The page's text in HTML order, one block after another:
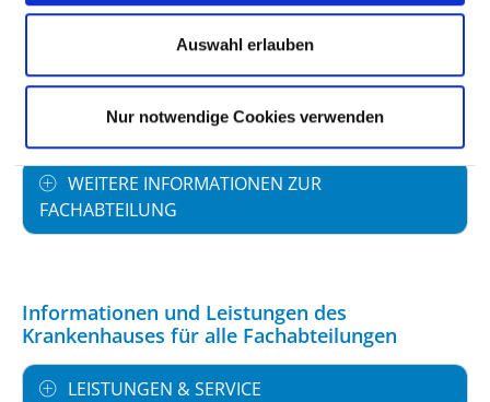
Auswahl erlauben
Nur notwendige Cookies verwenden
FACHEXPERTISE UND WEITERBILDUNG
MEDIZINISCHES LEISTUNGSANGEBOT MIT
FALLZAHLEN
WEITERE INFORMATIONEN ZUR
FACHABTEILUNG
Informationen und Leistungen des
Krankenhauses für alle Fachabteilungen
LEISTUNGEN & SERVICE